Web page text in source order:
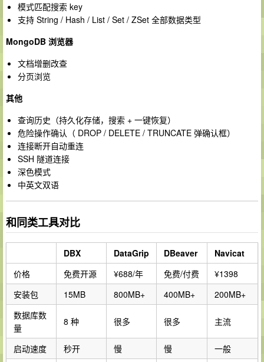
模式匹配搜索 key
支持 String / Hash / List / Set / ZSet 全部数据类型
MongoDB 浏览器
文档增删改查
分页浏览
其他
查询历史（持久化存储，搜索 + 一键恢复）
危险操作确认（ DROP / DELETE / TRUNCATE 弹确认框）
连接断开自动重连
SSH 隧道连接
深色模式
中英文双语
和同类工具对比
DBX DataGrip DBeaver
Navicat
价格
免费开源 ¥688/年 免费/付费
¥1398
安装包
15MB 800MB+ 400MB+
200MB+
数据库数
量
8 种 很多 很多 主流
启动速度 秒开 慢 慢
一般